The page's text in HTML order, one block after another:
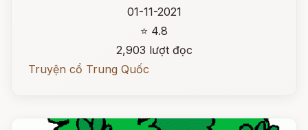
01-11-2021
⭐ 4.8
2,903 lượt đọc
Truyện cổ Trung Quốc